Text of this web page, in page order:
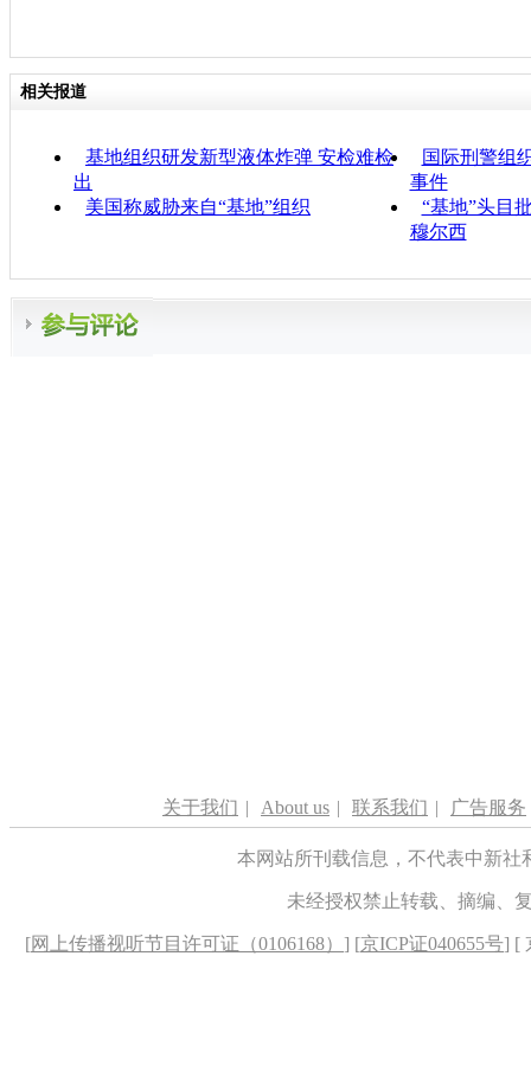
相关报道
基地组织研发新型液体炸弹 安检难检
出
国际刑警组
事件
美国称威胁来自“基地”组织
“基地”头目
穆尔西
关于我们 | About us | 联系我们 | 广告服务
本网站所刊载信息，不代表中新
未经授权禁止转载、摘编、
[网上传播视听节目许可证（0106168） ] [京ICP证040655号] [